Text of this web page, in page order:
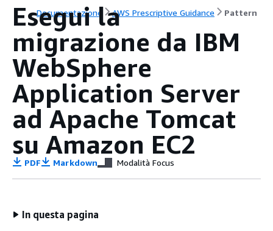
Documentazione AWS Prescriptive Guidance Pattern
Esegui la
migrazione da IBM
WebSphere
Application Server
ad Apache Tomcat
su Amazon EC2
PDF Markdown Modalità Focus
In questa pagina